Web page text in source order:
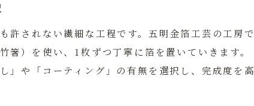
許されない繊細な工程です。五明金箔工芸の工房で
箸）を使い、1枚ずつ丁寧に箔を置いていきます。
」や「コーティング」の有無を選択し、完成度を高